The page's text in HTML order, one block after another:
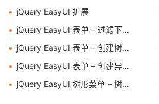
jQuery EasyUI 扩展
jQuery EasyUI 表单 – 过滤下拉数据网格（ComboGrid）
jQuery EasyUI 表单 – 创建树形下拉框（ComboTree）
jQuery EasyUI 表单 – 创建异步提交表单
jQuery EasyUI 树形菜单 – 树形网格添加分页